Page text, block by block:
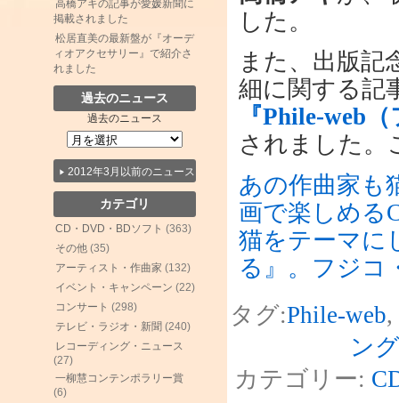
高橋アキの記事が愛媛新聞に
掲載されました
松居直美の最新盤が『オーデ
ィオアクセサリー』で紹介さ
れました
過去のニュース
過去のニュース
2012年3月以前のニュース
カテゴリ
CD・DVD・BDソフト (363)
その他 (35)
アーティスト・作曲家 (132)
イベント・キャンペーン (22)
コンサート (298)
テレビ・ラジオ・新聞 (240)
レコーディング・ニュース
(27)
一柳慧コンテンポラリー賞
(6)
した。
また、出版記
細に関する記
『Phile-web
されました。
あの作曲家も
画で楽しめる
猫をテーマに
る』。フジコ
タグ:Phile-web,
ング
カテゴリー: